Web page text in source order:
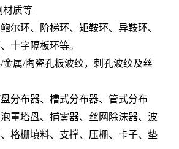
材质等
鲍尔环、阶梯环、矩鞍环、异鞍环、
十字隔板环等。
金属/陶瓷孔板波纹，刺孔波纹及丝
盘分布器、槽式分布器、管式分布
罩塔盘、捕雾器、丝网除沫器、波
格栅填料、支撑、压栅、卡子、垫